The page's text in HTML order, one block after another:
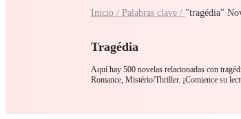
RomanceHombre lobo
Inicio / Palabras clave / "tragédia"
Tragédia
Aquí hay 500 novelas relacionadas con
Romance, Mistério/Thriller. ¡Comience su